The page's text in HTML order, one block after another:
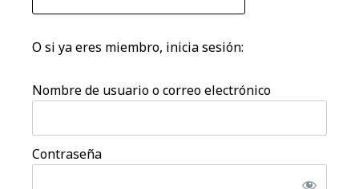
O si ya eres miembro, inicia sesión:
Nombre de usuario o correo electrónico
Contraseña